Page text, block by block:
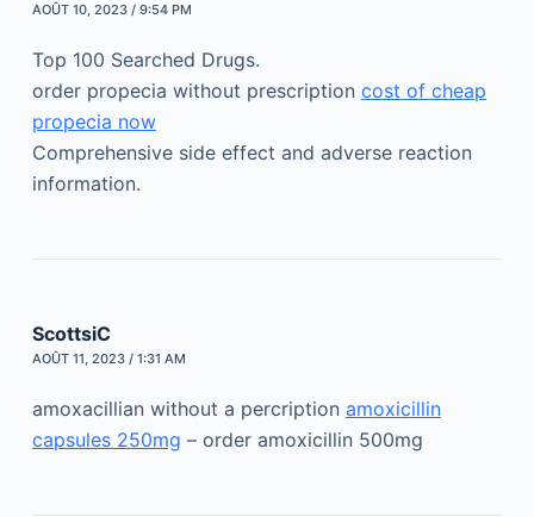
AOÛT 10, 2023 / 9:54 PM
Top 100 Searched Drugs.
order propecia without prescription cost of cheap
propecia now
Comprehensive side effect and adverse reaction
information.
ScottsiC
AOÛT 11, 2023 / 1:31 AM
amoxacillian without a percription amoxicillin
capsules 250mg – order amoxicillin 500mg